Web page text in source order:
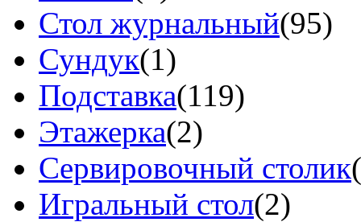
Стол журнальный(95)
Сундук(1)
Подставка(119)
Этажерка(2)
Сервировочный столик
Игральный стол(2)